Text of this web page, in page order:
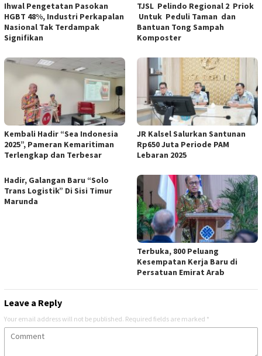
Ihwal Pengetatan Pasokan
HGBT 48%, Industri Perkapalan
Nasional Tak Terdampak
Signifikan
TJSL Pelindo Regional 2 Priok
Untuk Peduli Taman dan
Bantuan Tong Sampah
Komposter
Kembali Hadir “Sea Indonesia
2025”, Pameran Kemaritiman
Terlengkap dan Terbesar
JR Kalsel Salurkan Santunan
Rp650 Juta Periode PAM
Lebaran 2025
Hadir, Galangan Baru “Solo
Trans Logistik” Di Sisi Timur
Marunda
Terbuka, 800 Peluang
Kesempatan Kerja Baru di
Persatuan Emirat Arab
Leave a Reply
Your email address will not be published. Required fields are marked *